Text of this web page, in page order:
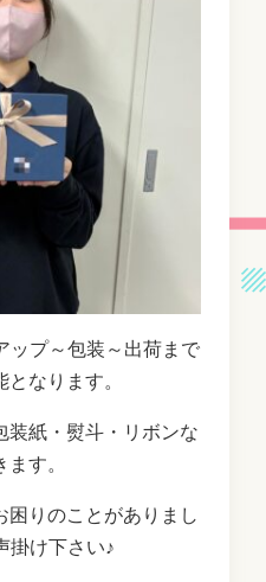
ップ～包装～出荷まで
なります。
装紙・熨斗・リボンな
す。
困りのことがありまし
掛け下さい♪